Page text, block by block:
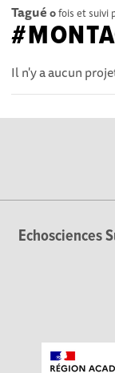
Tagué 0fois et suivi
Il n'y a aucun
Echosciences